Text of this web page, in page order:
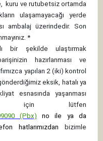
kuru ve rutubetsiz ortamda
ulaşamayacağı yerde
ambalaj üzerindedir. Son
*
bir şekilde ulaştırmak
hazırlanması ve
yapılan 2 (iki) kontrol
eksik, hatalı ya
esnasında yaşanması
için lütfen
(Pbx) no ile ya da
hatlarımızdan bizimle